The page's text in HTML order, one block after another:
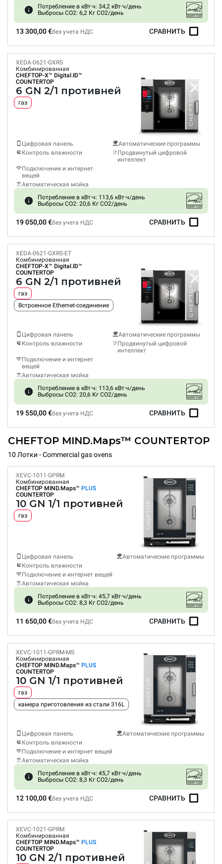
Потребление в кВт·ч: 34,2 кВт·ч/день
Выбросы CO2: 6,2 Кг CO2/день
13 300,00 €без учета НДС СРАВНИТЬ
XEDA-0621-GXRS
Комбинированная
CHEFTOP-X™ Digital.ID™
COUNTERTOP
6 GN 2/1 противней
газ
Цифровая панель
Контроль влажности
Подключение и интернет
вещей
Автоматическая мойка
Автоматические программы
Продвинутый цифровой
интеллект
Потребление в кВт·ч: 113,6 кВт·ч/день
Выбросы CO2: 20,6 Кг CO2/день
19 050,00 €без учета НДС СРАВНИТЬ
XEDA-0621-GXRS-ET
Комбинированная
CHEFTOP-X™ Digital.ID™
COUNTERTOP
6 GN 2/1 противней
газ
Встроенное Ethernet-соединение
Цифровая панель
Контроль влажности
Подключение и интернет
вещей
Автоматическая мойка
Автоматические программы
Продвинутый цифровой
интеллект
Потребление в кВт·ч: 113,6 кВт·ч/день
Выбросы CO2: 20,6 Кг CO2/день
19 550,00 €без учета НДС СРАВНИТЬ
CHEFTOP MIND.Maps™ COUNTERTOP
10 Лотки - Commercial gas ovens
XEVC-1011-GPRM
Комбинированная
CHEFTOP MIND.Maps™ PLUS
COUNTERTOP
10 GN 1/1 противней
газ
Цифровая панель
Контроль влажности
Подключение и интернет вещей
Автоматическая мойка
Автоматические программы
Потребление в кВт·ч: 45,7 кВт·ч/день
Выбросы CO2: 8,3 Кг CO2/день
11 650,00 €без учета НДС СРАВНИТЬ
XEVC-1011-GPRM-MS
Комбинированная
CHEFTOP MIND.Maps™ PLUS
COUNTERTOP
10 GN 1/1 противней
газ
камера приготовления из стали 316L
Цифровая панель
Контроль влажности
Подключение и интернет вещей
Автоматическая мойка
Автоматические программы
Потребление в кВт·ч: 45,7 кВт·ч/день
Выбросы CO2: 8,3 Кг CO2/день
12 100,00 €без учета НДС СРАВНИТЬ
XEVC-1021-GPRM
Комбинированная
CHEFTOP MIND.Maps™ PLUS
COUNTERTOP
10 GN 2/1 противней